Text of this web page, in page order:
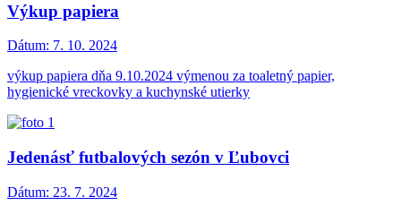
Výkup papiera
Dátum: 7. 10. 2024
výkup papiera dňa 9.10.2024 výmenou za toaletný papier,
hygienické vreckovky a kuchynské utierky
Jedenásť futbalových sezón v Ľubovci
Dátum: 23. 7. 2024